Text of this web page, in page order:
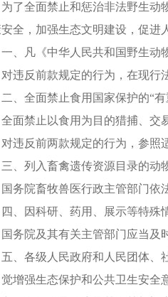
全面禁止和惩治非法野生动物
全，加强生态文明建设，促进
凡《中华人民共和国野生动物
反前款规定的行为，在现行法
全面禁止食用国家保护的“有
禁止以食用为目的猎捕、交易
反前两款规定的行为，参照适
列入畜禽遗传资源目录的动物
院畜牧兽医行政主管部门依法
因科研、药用、展示等特殊情
院及其有关主管部门应当及时
各级人民政府和人民团体、社
增强生态保护和公共卫生安全